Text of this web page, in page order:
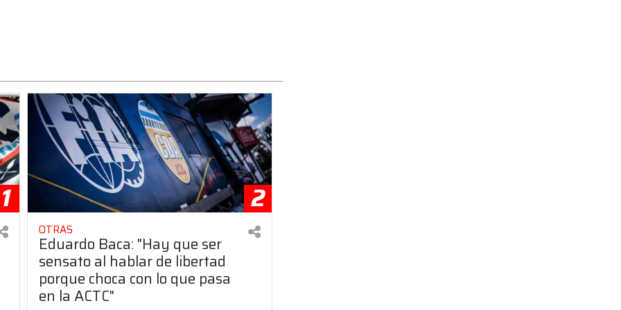
1 2
OTRAS
Eduardo Baca: "Hay que ser
sensato al hablar de libertad
porque choca con lo que pasa
en la ACTC"